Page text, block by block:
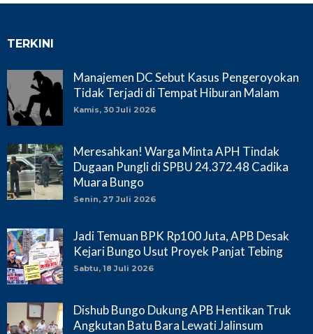
TERKINI
Manajemen DC Sebut Kasus Pengeroyokan
Tidak Terjadi di Tempat Hiburan Malam
Kamis, 30 Juli 2026
Meresahkan! Warga Minta APH Tindak
Dugaan Pungli di SPBU 24.372.48 Cadika
Muara Bungo
Senin, 27 Juli 2026
Jadi Temuan BPK Rp100 Juta, APB Desak
Kejari Bungo Usut Proyek Panjat Tebing
Sabtu, 18 Juli 2026
Dishub Bungo Dukung APB Hentikan Truk
Angkutan Batu Bara Lewati Jalinsum